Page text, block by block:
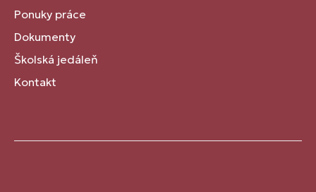
Ponuky práce
Dokumenty
Školská jedáleň
Kontakt